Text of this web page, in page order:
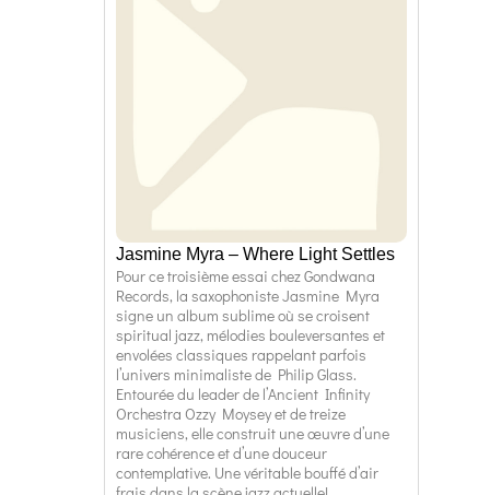
Jasmine Myra – Where Light Settles
Pour ce troisième essai chez Gondwana
Records, la saxophoniste Jasmine Myra
signe un album sublime où se croisent
spiritual jazz, mélodies bouleversantes et
envolées classiques rappelant parfois
l’univers minimaliste de Philip Glass.
Entourée du leader de l’Ancient Infinity
Orchestra Ozzy Moysey et de treize
musiciens, elle construit une œuvre d’une
rare cohérence et d’une douceur
contemplative. Une véritable bouffé d’air